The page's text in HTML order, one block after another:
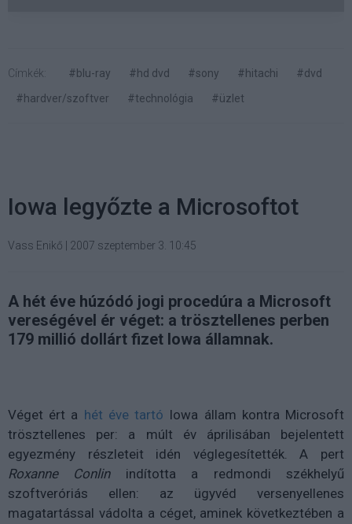
Címkék: #blu-ray #hd dvd #sony #hitachi
#dvd
#hardver/szoftver
#technológia #üzlet
Iowa legyőzte a Microsoftot
Vass Enikő 2007 szeptember 3. 10:45
A hét éve húzódó jogi procedúra a Microsoft
vereségével ér véget: a trösztellenes perben
179 millió dollárt fizet Iowa államnak.
Véget ért a hét éve tartó Iowa állam kontra Microsoft
trösztellenes per: a múlt év áprilisában bejelentett
egyezmény részleteit idén véglegesítették. A pert
Roxanne Conlinindította a redmondi székhelyű
szoftveróriás ellen: az ügyvéd versenyellenes
magatartással vádolta a céget, aminek következtében a